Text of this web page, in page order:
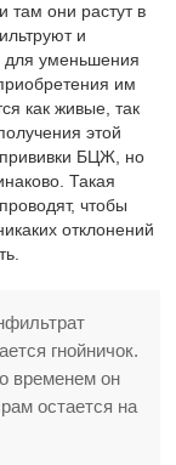
там они растут в
и
для уменьшения
им
как живые, так
этой
БЦЖ, но
Такая
чтобы
отклонений
гнойничок.
временем он
остается на